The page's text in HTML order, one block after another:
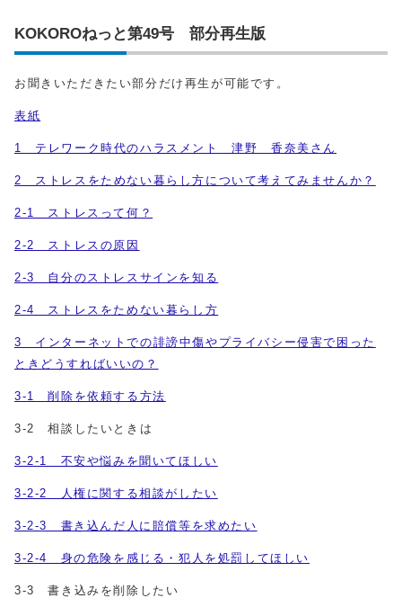
KOKOROねっと第49号 部分再生版
お聞きいただきたい部分だけ再生が可能です。
表紙
1 テレワーク時代のハラスメント 津野 香奈美さん
2 ストレスをためない暮らし方について考えてみませんか？
2-1 ストレスって何？
2-2 ストレスの原因
2-3 自分のストレスサインを知る
2-4 ストレスをためない暮らし方
3 インターネットでの誹謗中傷やプライバシー侵害で困った
ときどうすればいいの？
3-1 削除を依頼する方法
3-2 相談したいときは
3-2-1 不安や悩みを聞いてほしい
3-2-2 人権に関する相談がしたい
3-2-3 書き込んだ人に賠償等を求めたい
3-2-4 身の危険を感じる・犯人を処罰してほしい
3-3 書き込みを削除したい